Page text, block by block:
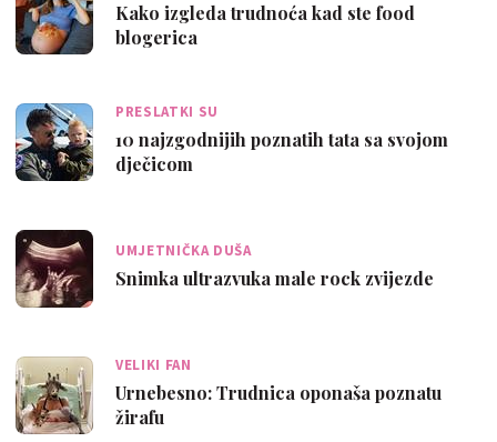
Kako izgleda trudnoća kad ste food
blogerica
PRESLATKI SU
10 najzgodnijih poznatih tata sa svojom
dječicom
UMJETNIČKA DUŠA
Snimka ultrazvuka male rock zvijezde
VELIKI FAN
Urnebesno: Trudnica oponaša poznatu
žirafu